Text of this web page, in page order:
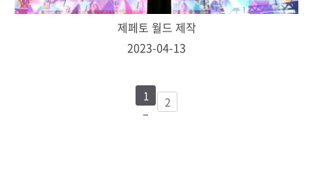
제페토 월드 제작
2023-04-13
1 2